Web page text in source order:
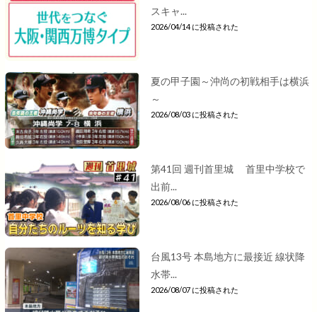
スキャ...
2026/04/14 に投稿された
夏の甲子園～沖尚の初戦相手は横浜
～
2026/08/03 に投稿された
第41回 週刊首里城 首里中学校で
出前...
2026/08/06 に投稿された
台風13号 本島地方に最接近 線状降
水帯...
2026/08/07 に投稿された